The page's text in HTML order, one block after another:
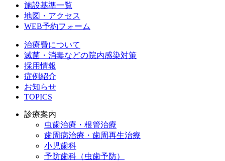
施設基準一覧
地図・アクセス
WEB予約フォーム
治療費について
滅菌・消毒などの院内感染対策
採用情報
症例紹介
お知らせ
TOPICS
診療案内
虫歯治療・根管治療
歯周病治療・歯周再生治療
小児歯科
予防歯科（虫歯予防）